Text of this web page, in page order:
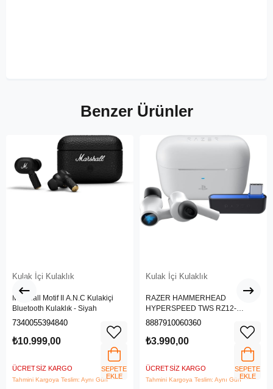
Benzer Ürünler
Kulak İçi Kulaklık
Marshall Motif II A.N.C Kulakiçi
Bluetooth Kulaklık - Siyah
7340055394840
₺10.999,00
ÜCRETSIZ KARGO
Tahmini Kargoya Teslim: Aynı Gün
SEPETE
EKLE
Kulak İçi Kulaklık
RAZER HAMMERHEAD
HYPERSPEED TWS RZ12-
03820300-R3G1
8887910060360
₺3.990,00
ÜCRETSIZ KARGO
Tahmini Kargoya Teslim: Aynı Gün
SEPETE
EKLE